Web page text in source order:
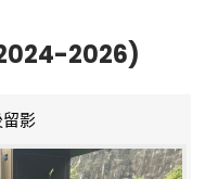
2026)
影